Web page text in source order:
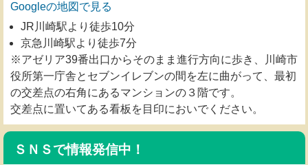
Googleの地図で見る
JR川崎駅より徒歩10分
京急川崎駅より徒歩7分
※アゼリア39番出口からそのまま進行方向に歩き、川崎市
役所第一庁舎とセブンイレブンの間を左に曲がって、最初
の交差点の右角にあるマンションの３階です。
交差点に置いてある看板を目印においでください。
ＳＮＳで情報発信中！